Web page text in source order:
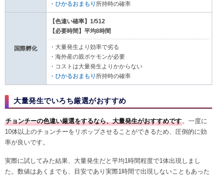
・ ひかるおまもり 所持時の確率
国際孵化
【色違い確率】1/512
【必要時間】平均8時間
・大量発生より効率で劣る
・海外産の親ポケモンが必要
・コストは大量発生よりかからない
・ ひかるおまもり 所持時の確率
大量発生でいろち厳選がおすすめ
チョンチーの色違い厳選をするなら、大量発生がおすすめです。一度に
10体以上のチョンチーをリポップさせることができるため、圧倒的に効
率が良いです。
実際に試してみた結果、大量発生だと平均1時間程度で1体出現しまし
た。数値はあくまでも、目安であり実際1時間で出現しないこともあった